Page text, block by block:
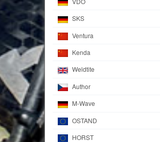
SKS
Ventura
Kenda
Weldtite
Author
M-Wave
OSTAND
HORST